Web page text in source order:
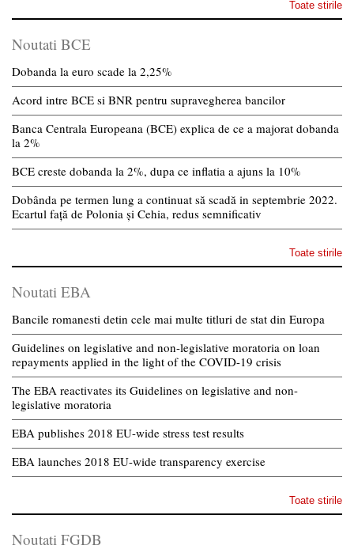
Toate stirile
Noutati BCE
Dobanda la euro scade la 2,25%
Acord intre BCE si BNR pentru supravegherea bancilor
Banca Centrala Europeana (BCE) explica de ce a majorat dobanda
la 2%
BCE creste dobanda la 2%, dupa ce inflatia a ajuns la 10%
Dobânda pe termen lung a continuat să scadă in septembrie 2022.
Ecartul față de Polonia și Cehia, redus semnificativ
Toate stirile
Noutati EBA
Bancile romanesti detin cele mai multe titluri de stat din Europa
Guidelines on legislative and non-legislative moratoria on loan
repayments applied in the light of the COVID-19 crisis
The EBA reactivates its Guidelines on legislative and non-
legislative moratoria
EBA publishes 2018 EU-wide stress test results
EBA launches 2018 EU-wide transparency exercise
Toate stirile
Noutati FGDB